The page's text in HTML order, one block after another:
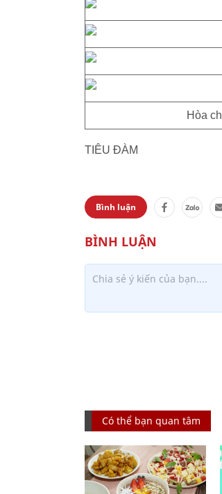
Hòa
TIÊU ĐÀM
Bình luận
Có thể bạn quan tâm